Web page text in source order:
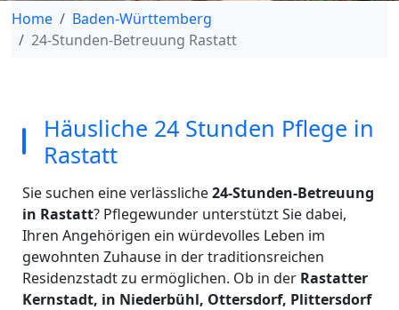
Home
Baden-Württemberg
24-Stunden-Betreuung Rastatt
Häusliche 24 Stunden Pflege in
Rastatt
Sie suchen eine verlässliche24-Stunden-Betreuung
in Rastatt? Pflegewunder unterstützt Sie dabei,
Ihren Angehörigen ein würdevolles Leben im
gewohnten Zuhause in der traditionsreichen
Residenzstadt zu ermöglichen. Ob in der Rastatter
Kernstadt, in Niederbühl, Ottersdorf, Plittersdorf